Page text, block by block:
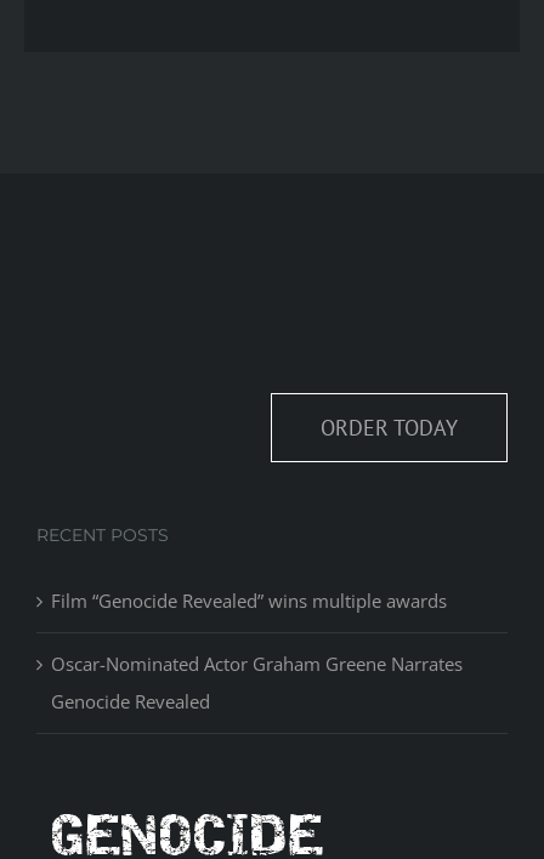
ORDER TODAY
RECENT POSTS
Film “Genocide Revealed” wins multiple awards
Oscar-Nominated Actor Graham Greene Narrates
Genocide Revealed